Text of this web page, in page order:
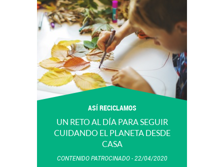
ASÍ RECICLAMOS
UN RETO AL DÍA PARA SEGUIR
CUIDANDO EL PLANETA DESDE
CASA
CONTENIDO PATROCINADO 22/04/2020